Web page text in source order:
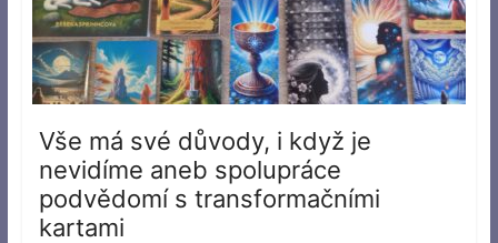
Vše má své důvody, i když je
nevidíme aneb spolupráce
podvědomí s transformačními
kartami